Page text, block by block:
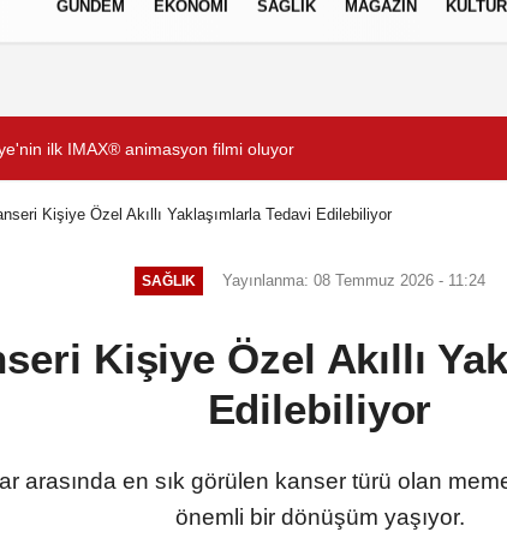
GÜNDEM EKONOMİ SAĞLIK MAGAZİN
vardı!
Kişiye Özel Akıllı Yaklaşımlarla Tedavi Edilebiliyor
SAĞLIK Yayınlanma: 08 Temmuz 2026 - 11:24
Kişiye Özel Akıllı
Edilebiliyor
arasında en sık görülen kanser türü olan
önemli bir dönüşüm yaşıyor.